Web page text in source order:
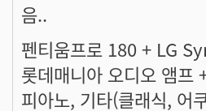
음..
펜티움프로 180 + LG
롯데매니아 오디오 앰프
피아노, 기타(클래식, 어